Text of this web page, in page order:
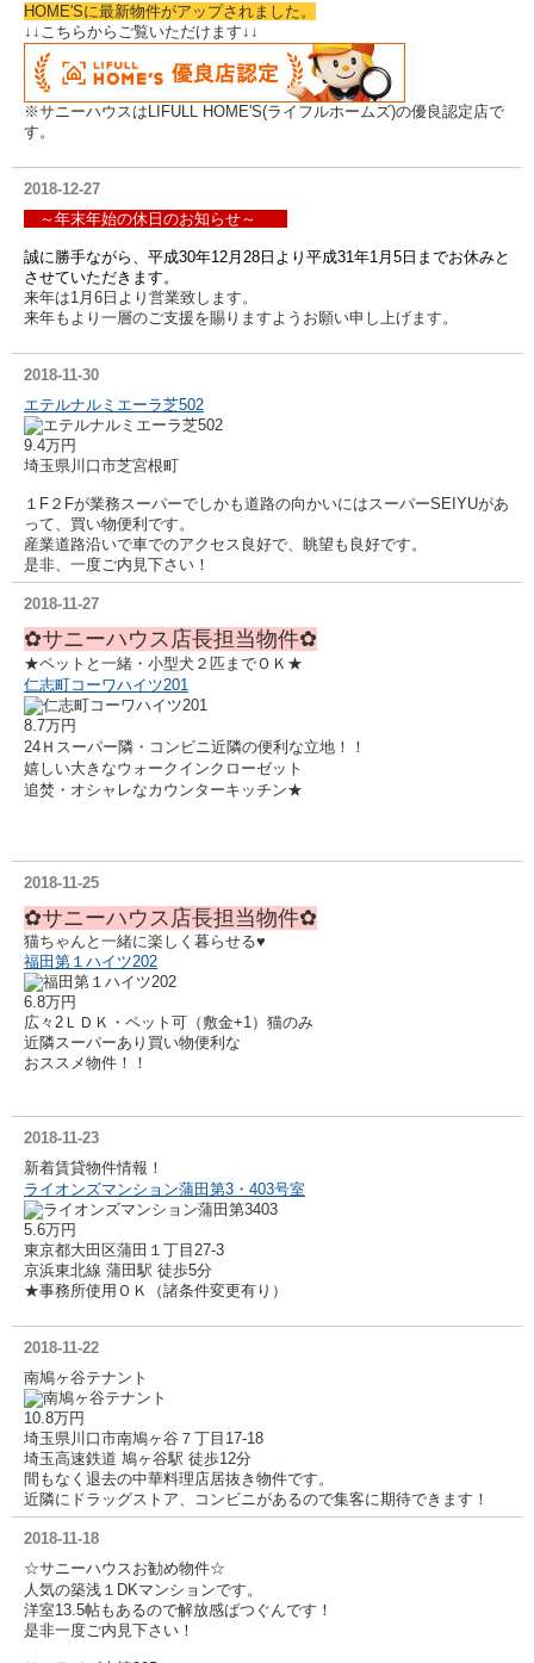
HOME'Sに最新物件がアップされました。
↓↓こちらからご覧いただけます↓↓
※サニーハウスはLIFULL HOME'S(ライフルホームズ)の優良認定店で
す。
2018-12-27
～年末年始の休日のお知らせ～
誠に勝手ながら、平成30年12月28日より平成31年1月5日までお休みと
させていただきます。
来年は1月6日より営業致します。
来年もより一層のご支援を賜りますようお願い申し上げます。
2018-11-30
エテルナルミエーラ芝502
9.4万円
埼玉県川口市芝宮根町
１F２Fが業務スーパーでしかも道路の向かいにはスーパーSEIYUがあ
って、買い物便利です。
産業道路沿いで車でのアクセス良好で、眺望も良好です。
是非、一度ご内見下さい！
2018-11-27
✿サニーハウス店長担当物件✿
★ペットと一緒・小型犬２匹までＯＫ★
仁志町コーワハイツ201
8.7万円
24Ｈスーパー隣・コンビニ近隣の便利な立地！！
嬉しい大きなウォークインクローゼット
追焚・オシャレなカウンターキッチン★
2018-11-25
✿サニーハウス店長担当物件✿
猫ちゃんと一緒に楽しく暮らせる♥
福田第１ハイツ202
6.8万円
広々2ＬＤＫ・ペット可（敷金+1）猫のみ
近隣スーパーあり買い物便利な
おススメ物件！！
2018-11-23
新着賃貸物件情報！
ライオンズマンション蒲田第3・403号室
5.6万円
東京都大田区蒲田１丁目27-3
京浜東北線 蒲田駅 徒歩5分
★事務所使用ＯＫ（諸条件変更有り）
2018-11-22
南鳩ヶ谷テナント
10.8万円
埼玉県川口市南鳩ヶ谷７丁目17-18
埼玉高速鉄道 鳩ヶ谷駅 徒歩12分
間もなく退去の中華料理店居抜き物件です。
近隣にドラッグストア、コンビニがあるので集客に期待できます！
2018-11-18
☆サニーハウスお勧め物件☆
人気の築浅１DKマンションです。
洋室13.5帖もあるので解放感ばつぐんです！
是非一度ご内見下さい！